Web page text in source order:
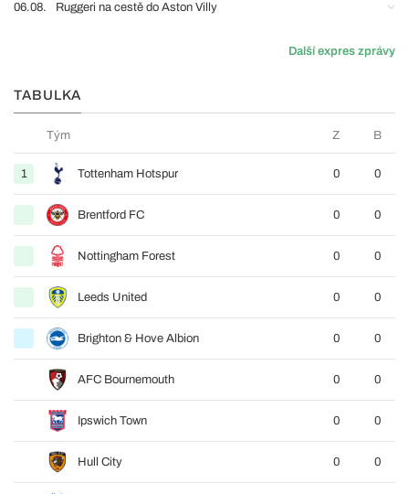
06.08. Ruggeri na cestě do Aston Villy
Další expres zprávy
TABULKA
Tým Z B
1 Tottenham Hotspur 0 0
Brentford FC 0 0
Nottingham Forest 0 0
Leeds United 0 0
Brighton & Hove Albion 0 0
AFC Bournemouth 0 0
Ipswich Town 0 0
Hull City 0 0